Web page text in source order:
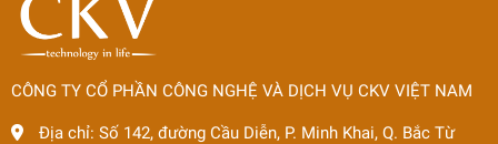
CÔNG TY CỔ PHẦN CÔNG NGHỆ VÀ DỊCH VỤ CKV VIỆT NAM
Địa chỉ: Số 142, đường Cầu Diễn, P. Minh Khai, Q. Bắc Từ